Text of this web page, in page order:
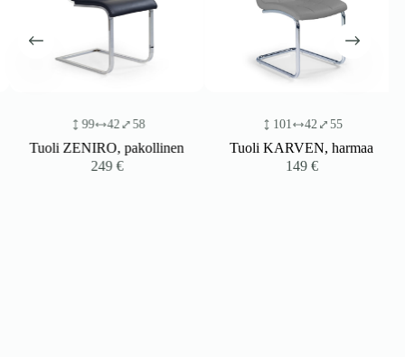
99 42 58
Tuoli ZENIRO, pakollinen
249€
101 42 55
Tuoli KARVEN, harmaa
149€